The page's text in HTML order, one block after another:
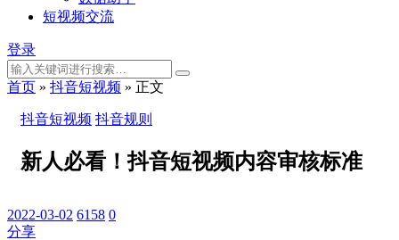
短视频交流
登录
首页 » 抖音短视频 » 正文
抖音短视频 抖音规则
新人必看！抖音短视频内容审核标准
2022-03-02 6158 0
分享